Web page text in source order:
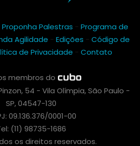
Proponha Palestras - Programa de
Agilidade - Edições - Código de
de Privacidade - Contato
membros do
54 - Vila Olímpia, São Paulo -
SP, 04547-130
09.136.376/0001-00
(11) 98735-1686
os direitos reservados.